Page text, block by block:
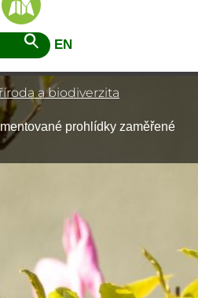
EN
a biodiverzita
prohlídky zaměřené